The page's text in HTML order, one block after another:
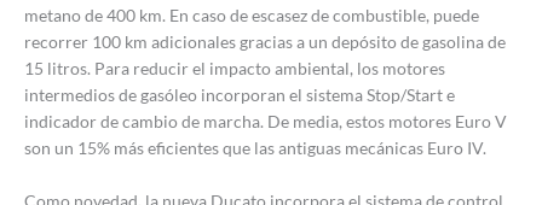
metano de 400 km. En caso de escasez de combustible, puede
recorrer 100 km adicionales gracias a un depósito de gasolina de
15 litros. Para reducir el impacto ambiental, los motores
intermedios de gasóleo incorporan el sistema Stop/Start e
indicador de cambio de marcha. De media, estos motores Euro V
son un 15% más eficientes que las antiguas mecánicas Euro IV.
Como novedad, la nueva Ducato incorpora el sistema de control